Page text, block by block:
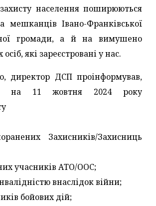
захисту населення поширюються
мешканців Івано-Франківської
громади, а й на вимушено
які зареєстровані у нас.
директор ДСП проінформував,
на 11 жовтня 2024 року
Захисників/Захисниць
учасників АТО/ООС;
внаслідок війни;
бойових дій;